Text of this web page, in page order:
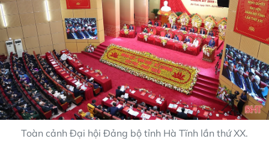
Toàn cảnh Đại hội Đảng bộ tỉnh Hà Tĩnh lần thứ XX.